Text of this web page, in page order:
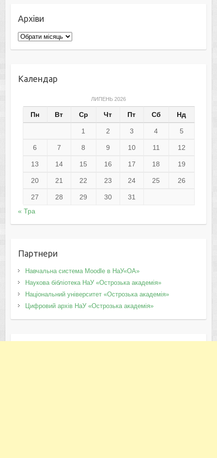
Архіви
Архіви
Календар
ЛИПЕНЬ 2026
Пн Вт Ср Чт Пт Сб Нд
1 2 3 4 5
6 7 8 9 10 11 12
13 14 15 16 17 18 19
20 21 22 23 24 25 26
27 28 29 30
31
« Тра
Партнери
Навчальна система Moodle в НаУ«ОА»
Наукова бібліотека НаУ «Острозька академія»
Національний університет «Острозька академія»
Цифровий архів НаУ «Острозька академія»